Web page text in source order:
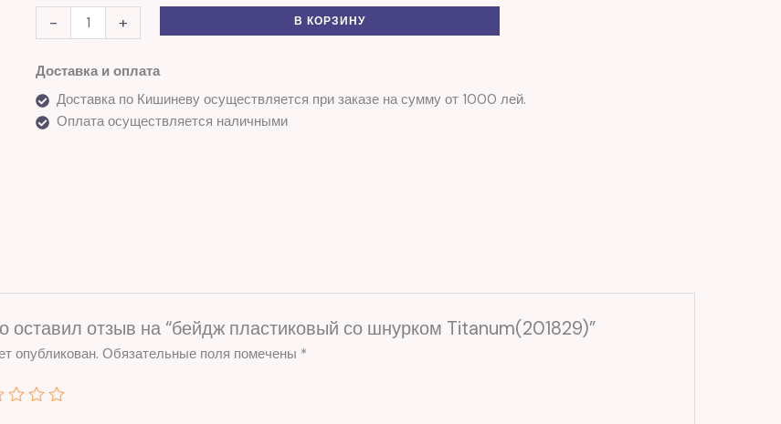
- + В КОРЗИНУ
Доставка и оплата
Доставка по Кишиневу осуществляется при заказе на сумму от 1000 лей.
Оплата осуществляется наличными
оставил отзыв на “бейдж пластиковый со шнурком Titanum(201829)”
опубликован. Обязательные поля помечены *